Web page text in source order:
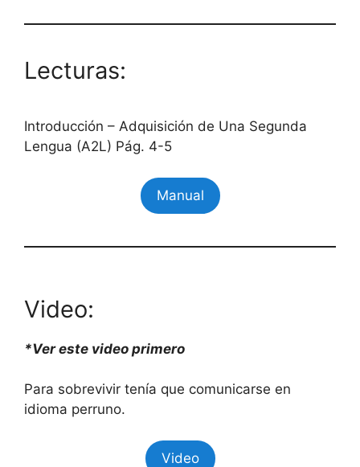
Lecturas:
Introducción – Adquisición de Una Segunda
Lengua (A2L) Pág. 4-5
Manual
Video:
*Ver este video primero
Para sobrevivir tenía que comunicarse en
idioma perruno.
Video